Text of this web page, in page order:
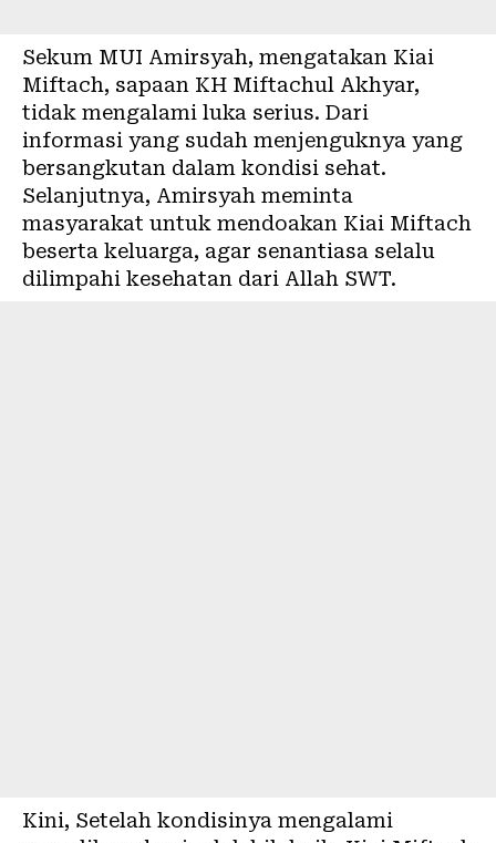
Sekum MUI Amirsyah, mengatakan Kiai
Miftach, sapaan KH Miftachul Akhyar,
tidak mengalami luka serius. Dari
informasi yang sudah menjenguknya yang
bersangkutan dalam kondisi sehat.
Selanjutnya, Amirsyah meminta
masyarakat untuk mendoakan Kiai Miftach
beserta keluarga, agar senantiasa selalu
dilimpahi kesehatan dari Allah SWT.
Kini, Setelah kondisinya mengalami